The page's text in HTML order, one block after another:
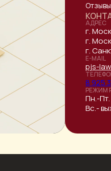
Отзывы
АДРЕС
г.
г.
г.
E-MAIL
pjs-
8 925
РЕЖИМ
Пн.-
Вс.-